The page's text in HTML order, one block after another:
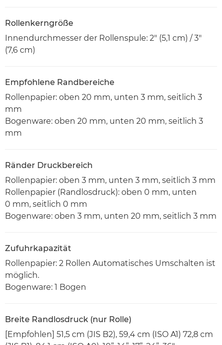
Rollenkerngröße
Innendurchmesser der Rollenspule: 2" (5,1 cm) / 3"
(7,6 cm)
Empfohlene Randbereiche
Rollenpapier: oben 20 mm, unten 3 mm, seitlich 3
mm
Bogenware: oben 20 mm, unten 20 mm, seitlich 3
mm
Ränder Druckbereich
Rollenpapier: oben 3 mm, unten 3 mm, seitlich 3 mm
Rollenpapier (Randlosdruck): oben 0 mm, unten
0 mm, seitlich 0 mm
Bogenware: oben 3 mm, unten 20 mm, seitlich 3 mm
Zufuhrkapazität
Rollenpapier: 2 Rollen Automatisches Umschalten ist
möglich.
Bogenware: 1 Bogen
Breite Randlosdruck (nur Rolle)
[Empfohlen] 51,5 cm (JIS B2), 59,4 cm (ISO A1) 72,8 cm